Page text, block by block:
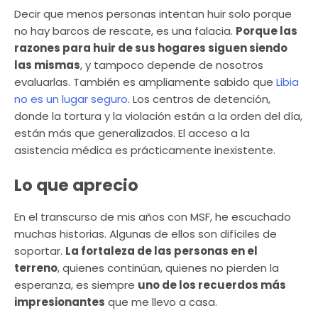
Decir que menos personas intentan huir solo porque
no hay barcos de rescate, es una falacia. Porque las
razones para huir de sus hogares siguen siendo
las mismas, y tampoco depende de nosotros
evaluarlas. También es ampliamente sabido que Libia
no es un lugar seguro. Los centros de detención,
donde la tortura y la violación están a la orden del día,
están más que generalizados. El acceso a la
asistencia médica es prácticamente inexistente.
Lo que aprecio
En el transcurso de mis años con MSF, he escuchado
muchas historias. Algunas de ellos son difíciles de
soportar. La fortaleza de las personas en el
terreno, quienes continúan, quienes no pierden la
esperanza, es siempre uno de los recuerdos más
impresionantes que me llevo a casa.